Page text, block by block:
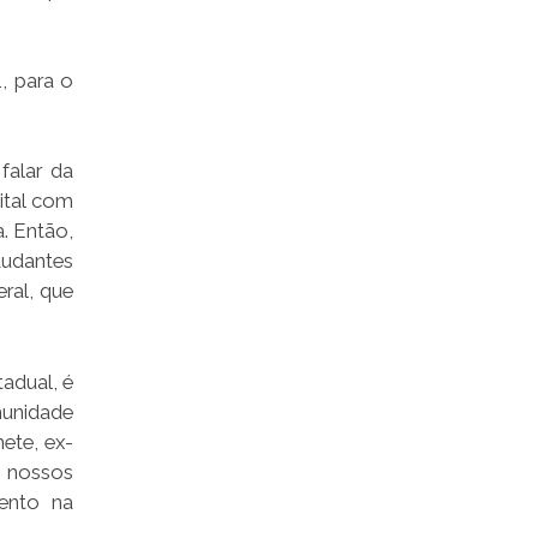
para o
da
com
Então,
que
é
ex-
na